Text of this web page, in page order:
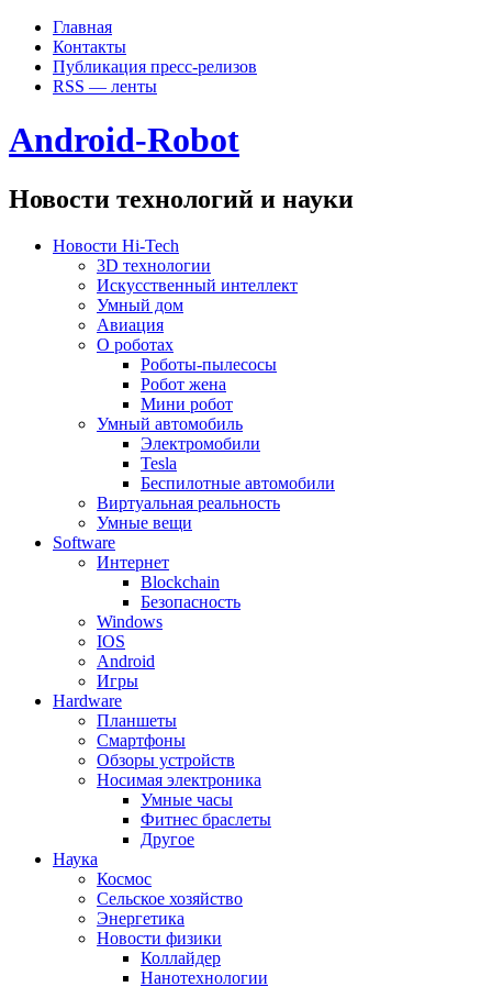
Главная
Контакты
Публикация пресс-релизов
RSS — ленты
Android-Robot
Новости технологий и науки
Новости Hi-Tech
3D технологии
Искусственный интеллект
Умный дом
Авиация
О роботах
Роботы-пылесосы
Робот жена
Мини робот
Умный автомобиль
Электромобили
Tesla
Беспилотные автомобили
Виртуальная реальность
Умные вещи
Software
Интернет
Blockchain
Безопасность
Windows
IOS
Android
Игры
Hardware
Планшеты
Смартфоны
Обзоры устройств
Носимая электроника
Умные часы
Фитнес браслеты
Другое
Наука
Космос
Сельское хозяйство
Энергетика
Новости физики
Коллайдер
Нанотехнологии